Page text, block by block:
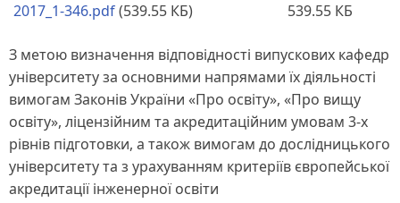
2017_1-346.pdf(539.55 КБ) 539.55 КБ
З метою визначення відповідності випускових кафедр
університету за основними напрямами їх діяльності
вимогам Законів України «Про освіту», «Про вищу
освіту», ліцензійним та акредитаційним умовам 3-х
рівнів підготовки, а також вимогам до дослідницького
університету та з урахуванням критеріїв європейської
акредитації інженерної освіти